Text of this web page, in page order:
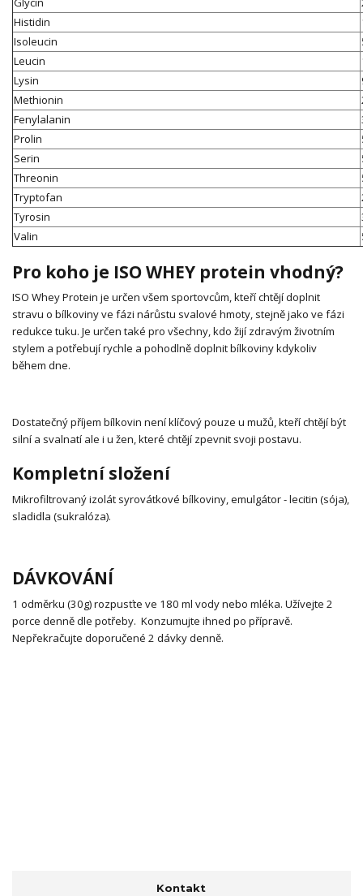
Histidin
Isoleucin
Leucin
Lysin
Methionin
Fenylalanin
Prolin
Serin
Threonin
Tryptofan
Tyrosin
Valin
Pro koho je ISO WHEY protein vhodný?
ISO Whey Protein je určen všem sportovcům, kteří chtějí doplnit
stravu o bílkoviny ve fázi nárůstu svalové hmoty, stejně jako ve fázi
redukce tuku. Je určen také pro všechny, kdo žijí zdravým životním
stylem a potřebují rychle a pohodlně doplnit bílkoviny kdykoliv
během dne.
Dostatečný příjem bílkovin není klíčový pouze u mužů, kteří chtějí být
silní a svalnatí ale i u žen, které chtějí zpevnit svoji postavu.
Kompletní složení
Mikrofiltrovaný izolát syrovátkové bílkoviny, emulgátor - lecitin (sója),
sladidla (sukralóza).
DÁVKOVÁNÍ
1 odměrku (30g) rozpusťte ve 180 ml vody nebo mléka. Užívejte 2
porce denně dle potřeby. Konzumujte ihned po přípravě.
Nepřekračujte doporučené 2 dávky denně.
Kontakt